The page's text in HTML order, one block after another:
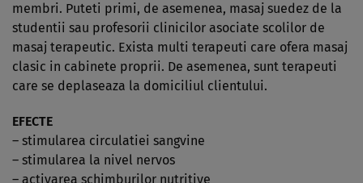
membri. Puteti primi, de asemenea, masaj suedez de la
studentii sau profesorii clinicilor asociate scolilor de
masaj terapeutic. Exista multi terapeuti care ofera masaj
clasic in cabinete proprii. De asemenea, sunt terapeuti
care se deplaseaza la domiciliul clientului.
EFECTE
– stimularea circulatiei sangvine
– stimularea la nivel nervos
– activarea schimburilor nutritive